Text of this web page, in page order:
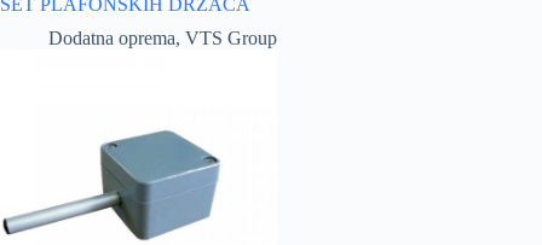
SET PLAFONSKIH DRŽAČA
Dodatna oprema, VTS Group